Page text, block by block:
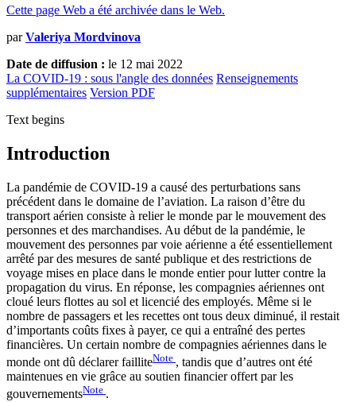
Cette page Web a été archivée dans le Web.
parValeriya Mordvinova
Date de diffusion : le 12 mai 2022
La COVID-19 : sous l'angle des données Renseignements
supplémentaires Version PDF
Text begins
Introduction
La pandémie de COVID-19 a causé des perturbations sans
précédent dans le domaine de l’aviation. La raison d’être du
transport aérien consiste à relier le monde par le mouvement des
personnes et des marchandises. Au début de la pandémie, le
mouvement des personnes par voie aérienne a été essentiellement
arrêté par des mesures de santé publique et des restrictions de
voyage mises en place dans le monde entier pour lutter contre la
propagation du virus. En réponse, les compagnies aériennes ont
cloué leurs flottes au sol et licencié des employés. Même si le
nombre de passagers et les recettes ont tous deux diminué, il restait
d’importants coûts fixes à payer, ce qui a entraîné des pertes
financières. Un certain nombre de compagnies aériennes dans le
monde ont dû déclarer failliteNote , tandis que d’autres ont été
maintenues en vie grâce au soutien financier offert par les
gouvernementsNote .